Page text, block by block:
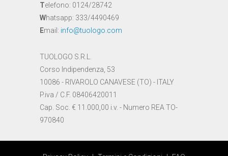
Telefono: 0124/28742
Whatsapp: 333/4490469
Email: info@tuologo.com
TUOLOGO S.R.L.
Corso Indipendenza, 53
10086 - RIVAROLO CANAVESE (TO) - ITALY
P.iva / C.F. 08406420011
Cap. Soc. € 11.000,00 i.v. - Numero REA TO-
970840